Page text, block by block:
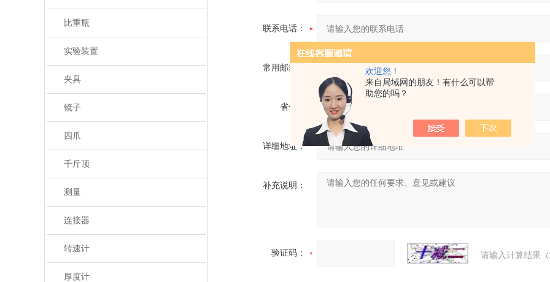
欢迎您！
来自局域网的朋友！有什么可以帮
助您的吗？
比重瓶
实验装置
夹具
镜子
四爪
千斤顶
测量
连接器
转速计
厚度计
联系电话：
常用邮箱：
省份：
详细地址：
补充说明：
验证码： 请输入计算结果